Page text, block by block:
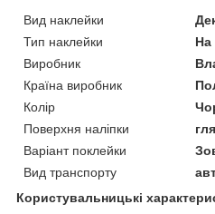
Вид наклейки
Тип наклейки
На
Виробник
Країна виробник
Колір
Поверхня наліпки
Варіант поклейки
Вид транспорту
Користувальницькі